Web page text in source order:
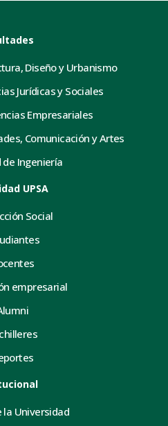
Diseño y Urbanismo
Jurídicas y Sociales
Empresariales
Comunicación y Artes
de Ingeniería
UPSA
Social
empresarial
la Universidad